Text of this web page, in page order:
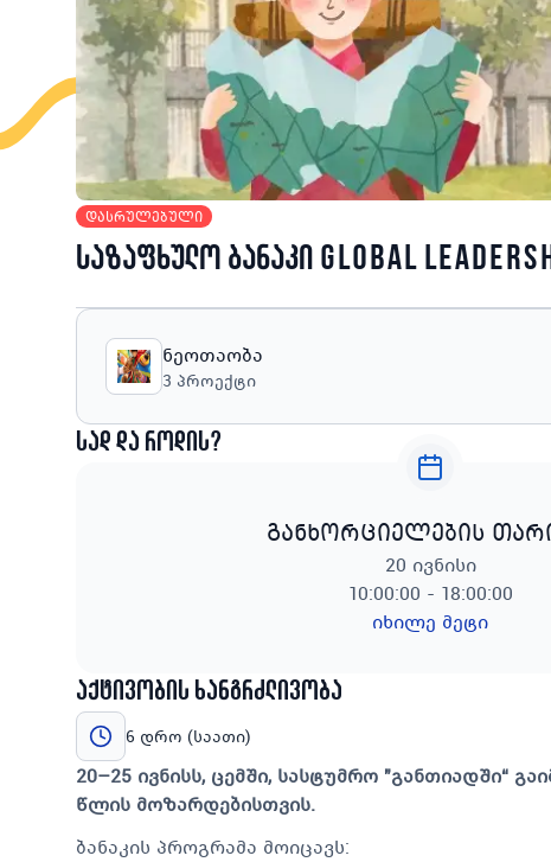
დასრულებული
საზაფხულო ბანაკი GLOBAL
ნეოთაობა
3 პროექტი
სად და როდის?
განხორციელების
20 ივნისი
10:00:00 - 18:00:00
იხილე მეტი
აქტივობის ხანგრძლივობა
6 დრო (საათი)
20–25 ივნისს, ცემში, სასტუმრო "განთიადში“
წლის მოზარდებისთვის.
ბანაკის პროგრამა მოიცავს: